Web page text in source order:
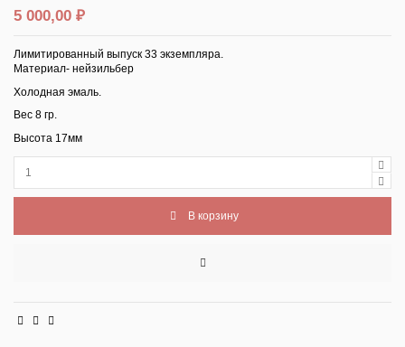
5 000,00 ₽
Лимитированный выпуск 33 экземпляра.
Материал- нейзильбер
Холодная эмаль.
Вес 8 гр.
Высота 17мм
В корзину